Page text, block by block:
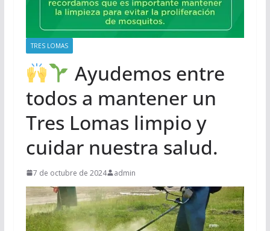
TRES LOMAS
Ayudemos entre
todos a mantener un
Tres Lomas limpio y
cuidar nuestra salud.
7 de octubre de 2024 admin